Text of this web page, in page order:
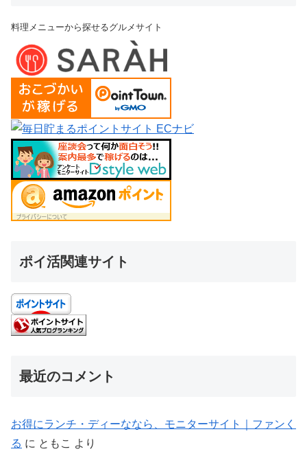
料理メニューから探せるグルメサイト
ポイ活関連サイト
最近のコメント
お得にランチ・ディーななら、モニターサイト｜ファンく
る に ともこ より